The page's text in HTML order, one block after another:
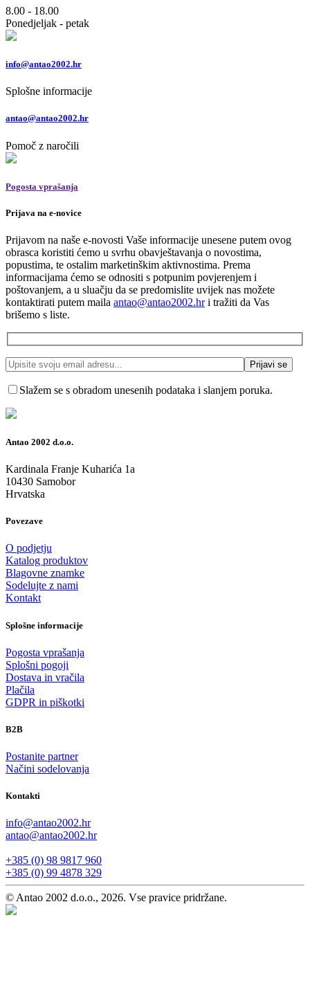
8.00 - 18.00
Ponedjeljak - petak
info@antao2002.hr
Splošne informacije
antao@antao2002.hr
Pomoč z naročili
Pogosta vprašanja
Prijava na e-novice
Prijavom na naše e-novosti Vaše informacije unesene putem ovog
obrasca koristiti ćemo u svrhu obavještavanja o novostima,
popustima, te ostalim marketinškim aktivnostima. Prema
informacijama ćemo se odnositi s potpunim povjerenjem i
poštovanjem, a u sluačju da se predomislite uvijek nas možete
kontaktirati putem maila antao@antao2002.hri tražiti da Vas
brišemo s liste.
Slažem se s obradom unesenih podataka i slanjem poruka.
Antao 2002 d.o.o.
Kardinala Franje Kuharića 1a
10430 Samobor
Hrvatska
Povezave
O podjetju
Katalog produktov
Blagovne znamke
Sodelujte z nami
Kontakt
Splošne informacije
Pogosta vprašanja
Splošni pogoji
Dostava in vračila
Plačila
GDPR in piškotki
B2B
Postanite partner
Načini sodelovanja
Kontakti
info@antao2002.hr
antao@antao2002.hr
+385 (0) 98 9817 960
+385 (0) 99 4878 329
© Antao 2002 d.o.o., 2026. Vse pravice pridržane.